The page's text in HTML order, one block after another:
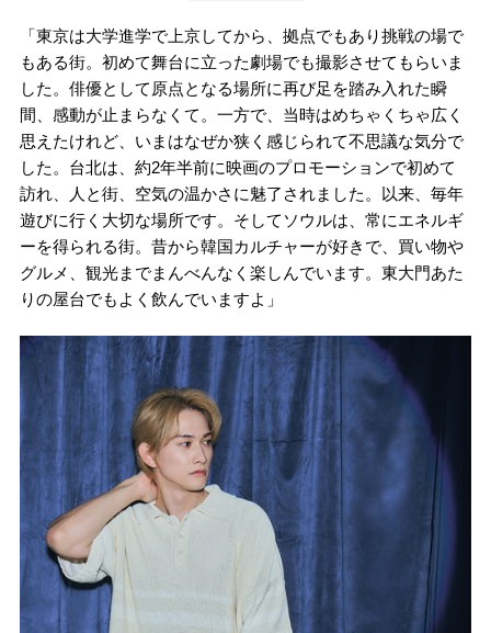
「東京は大学進学で上京してから、拠点でもあり挑戦の場で
もある街。初めて舞台に立った劇場でも撮影させてもらいま
した。俳優として原点となる場所に再び足を踏み入れた瞬
間、感動が止まらなくて。一方で、当時はめちゃくちゃ広く
思えたけれど、いまはなぜか狭く感じられて不思議な気分で
した。台北は、約2年半前に映画のプロモーションで初めて
訪れ、人と街、空気の温かさに魅了されました。以来、毎年
遊びに行く大切な場所です。そしてソウルは、常にエネルギ
ーを得られる街。昔から韓国カルチャーが好きで、買い物や
グルメ、観光までまんべんなく楽しんでいます。東大門あた
りの屋台でもよく飲んでいますよ」